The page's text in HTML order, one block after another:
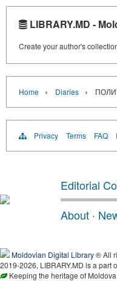
LIBRARY.MD -
Create your author's
Home › Diaries ›
Privacy Terms FAQ
Editorial
About ·
Moldovian Digital Library® All
2019-2026, LIBRARY.MD is a part
Keeping the heritage of Moldova